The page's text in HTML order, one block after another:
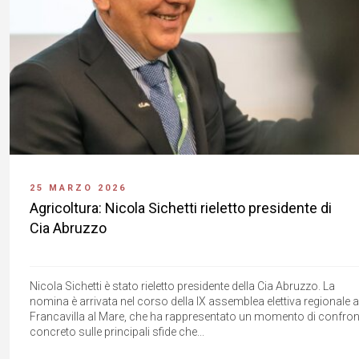
25 MARZO 2026
Agricoltura: Nicola Sichetti rieletto presidente di
Cia Abruzzo
Nicola Sichetti è stato rieletto presidente della Cia Abruzzo. La
nomina è arrivata nel corso della IX assemblea elettiva regionale a
Francavilla al Mare, che ha rappresentato un momento di
concreto sulle principali sfide che...